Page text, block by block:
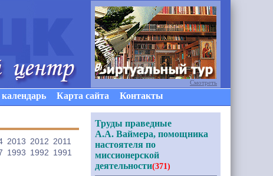
Карта сайта Контакты
2013 2012 2011
1993 1992 1991
Смотреть
Труды праведные
А.А. Ваймера, помощника
настоятеля по
миссионерской
деятельности(371)